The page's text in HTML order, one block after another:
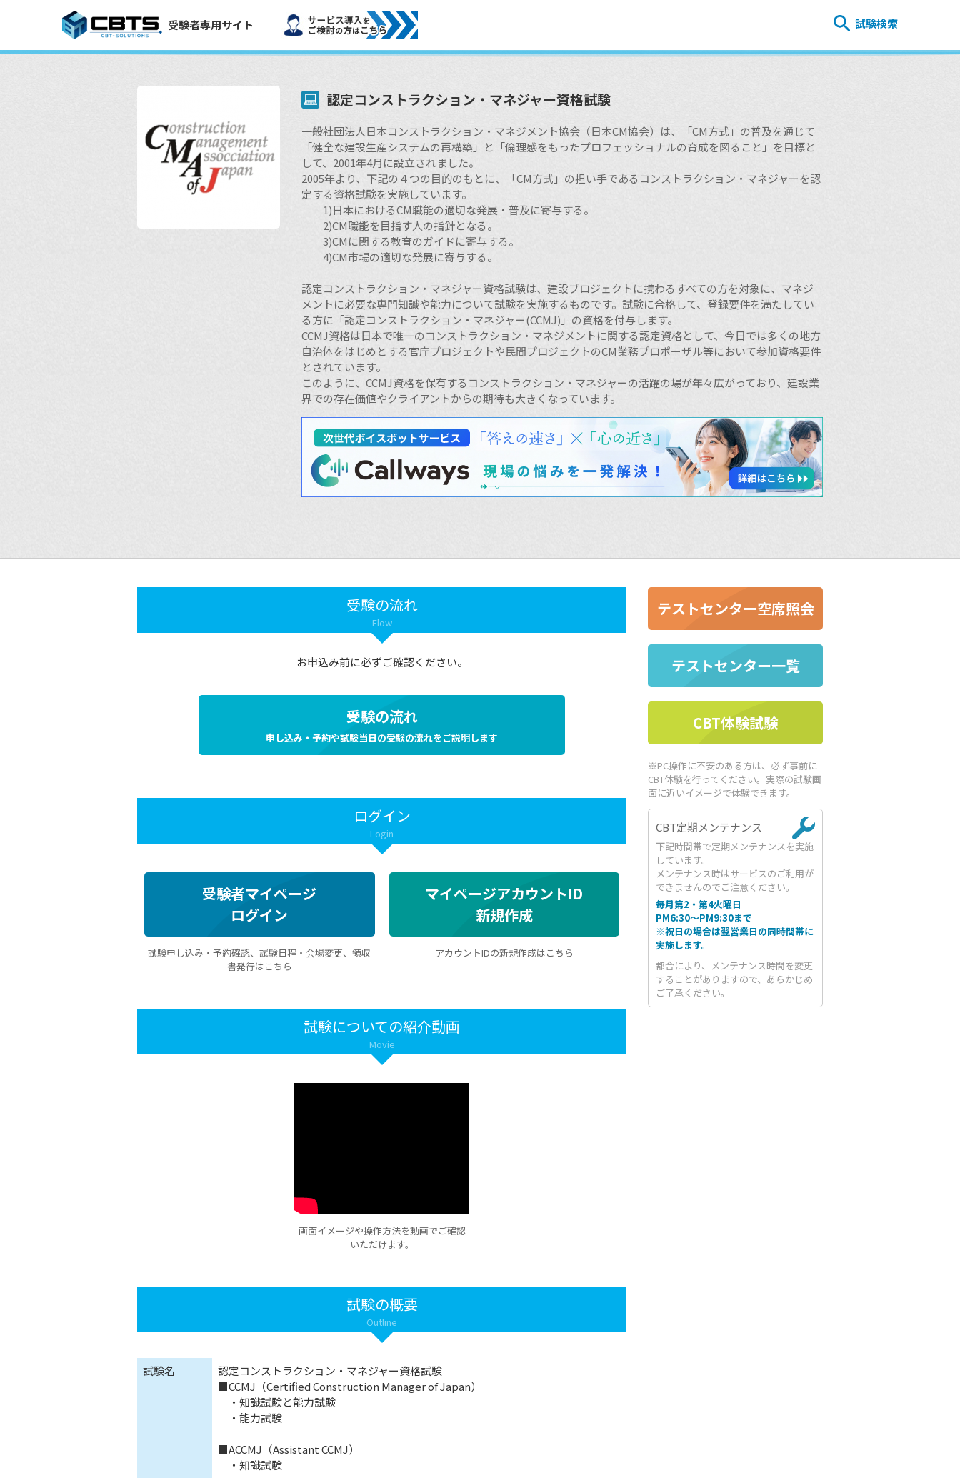
受験者専用サイト 試験検索
認定コンストラクション・マネジャー資格試験
一般社団法人日本コンストラクション・マネジメント協会（日本CM協会）は、「CM方式」の普及を通じて
「健全な建設生産システムの再構築」と「倫理感をもったプロフェッショナルの育成を図ること」を目標と
して、2001年4月に設立されました。
2005年より、下記の４つの目的のもとに、「CM方式」の担い手であるコンストラクション・マネジャーを認
定する資格試験を実施しています。
1)日本におけるCM職能の適切な発展・普及に寄与する。
2)CM職能を目指す人の指針となる。
3)CMに関する教育のガイドに寄与する。
4)CM市場の適切な発展に寄与する。
認定コンストラクション・マネジャー資格試験は、建設プロジェクトに携わるすべての方を対象に、マネジ
メントに必要な専門知識や能力について試験を実施するものです。試験に合格して、登録要件を満たしてい
る方に「認定コンストラクション・マネジャー(CCMJ)」の資格を付与します。
CCMJ資格は日本で唯一のコンストラクション・マネジメントに関する認定資格として、今日では多くの地方
自治体をはじめとする官庁プロジェクトや民間プロジェクトのCM業務プロポーザル等において参加資格要件
とされています。
このように、CCMJ資格を保有するコンストラクション・マネジャーの活躍の場が年々広がっており、建設業
界での存在価値やクライアントからの期待も大きくなっています。
受験の流れ
Flow
お申込み前に必ずご確認ください。
受験の流れ
申し込み・予約や試験当日の受験の流れをご説明します
ログイン
Login
受験者マイページ
ログイン
試験申し込み・予約確認、試験日程・会場変更、領収
書発行はこちら
マイページアカウントID
新規作成
アカウントIDの新規作成はこちら
試験についての紹介動画
Movie
画面イメージや操作方法を動画でご確認
いただけます。
試験の概要
Outline
試験名
認定コンストラクション・マネジャー資格試験
■CCMJ（Certified Construction Manager of Japan）
・知識試験と能力試験
・能力試験
■ACCMJ（Assistant CCMJ）
・知識試験
テストセンター空席照会
テストセンター一覧
CBT体験試験
※PC操作に不安のある方は、必ず事前に
CBT体験を行ってください。実際の試験画
面に近いイメージで体験できます。
CBT定期メンテナンス
下記時間帯で定期メンテナンスを実施
しています。
メンテナンス時はサービスのご利用が
できませんのでご注意ください。
毎月第2・第4火曜日
PM6:30～PM9:30まで
※祝日の場合は翌営業日の同時間帯に
実施します。
都合により、メンテナンス時間を変更
することがありますので、あらかじめ
ご了承ください。